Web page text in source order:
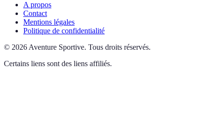
A propos
Contact
Mentions légales
Politique de confidentialité
© 2026 Aventure Sportive. Tous droits réservés.
Certains liens sont des liens affiliés.